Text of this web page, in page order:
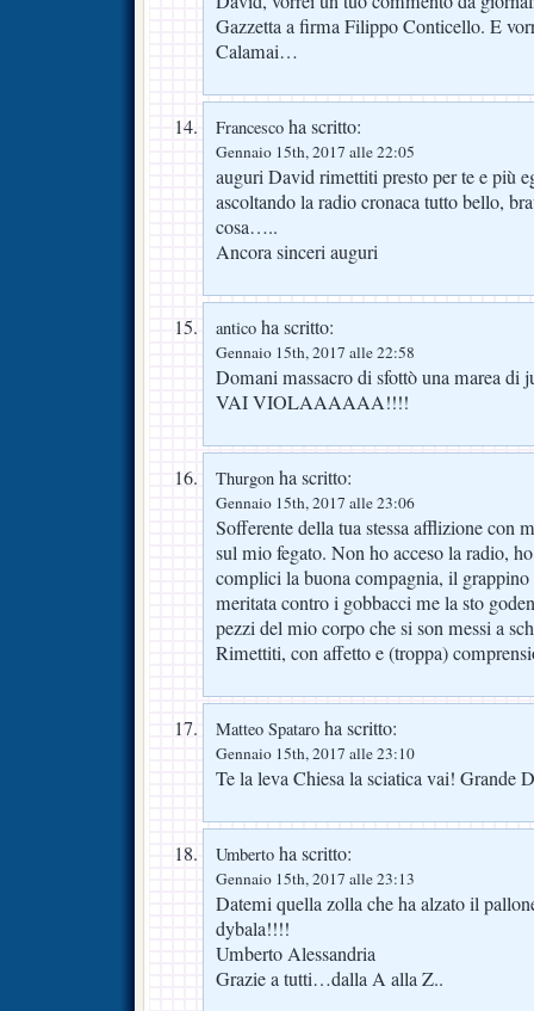
Gazzetta a firma Filippo Conticello. E
Calamai…
Francesco ha scritto:
Gennaio 15th, 2017 alle 22:05
auguri David rimettiti presto per te e più
ascoltando la radio cronaca tutto bello,
cosa…..
Ancora sinceri auguri
antico ha scritto:
Gennaio 15th, 2017 alle 22:58
Domani massacro di sfottò una marea di
VAI VIOLAAAAAA!!!!
Thurgon ha scritto:
Gennaio 15th, 2017 alle 23:06
Sofferente della tua stessa afflizione con
sul mio fegato. Non ho acceso la radio,
complici la buona compagnia, il
meritata contro i gobbacci me la sto
pezzi del mio corpo che si son messi a
Rimettiti, con affetto e (troppa)
Matteo Spataro ha scritto:
Gennaio 15th, 2017 alle 23:10
Te la leva Chiesa la sciatica vai! Grande
Umberto ha scritto:
Gennaio 15th, 2017 alle 23:13
Datemi quella zolla che ha alzato il
dybala!!!!
Umberto Alessandria
Grazie a tutti…dalla A alla Z..